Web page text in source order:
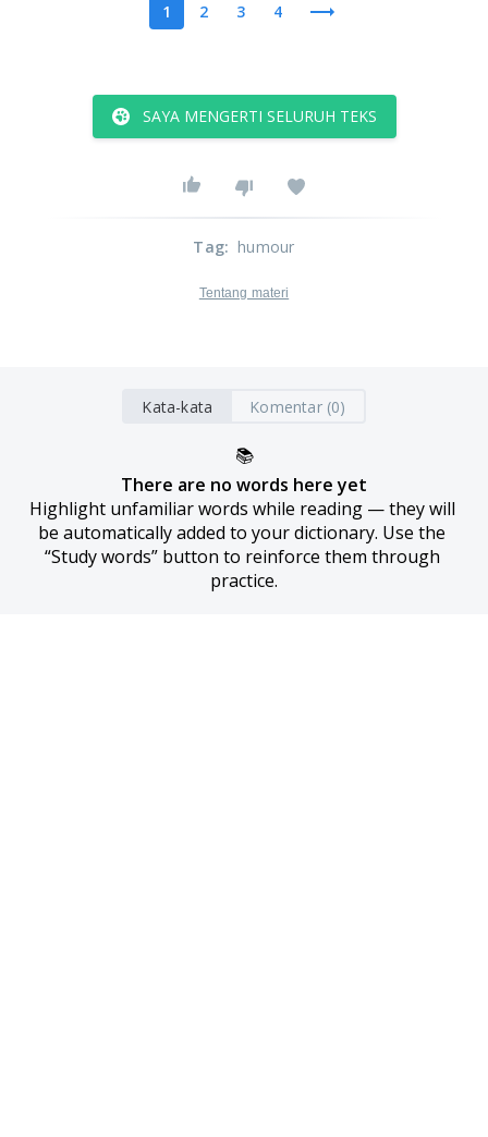
1 2 3 4
SAYA MENGERTI SELURUH TEKS
Tag: humour
Tentang materi
Kata-kata Komentar (0)
📚
There are no words here yet
Highlight unfamiliar words while reading — they will
be automatically added to your dictionary. Use the
“Study words” button to reinforce them through
practice.